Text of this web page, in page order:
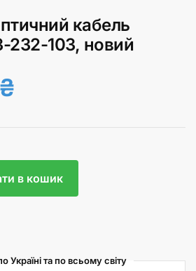
кабель
232-103, новий
₴
в кошик
Україні та по всьому світу